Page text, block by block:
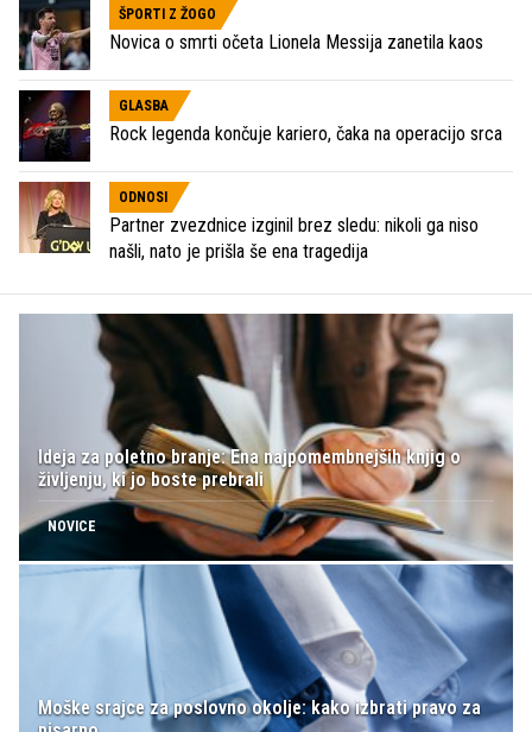
ŠPORTI Z ŽOGO
Novica o smrti očeta Lionela Messija zanetila kaos
GLASBA
Rock legenda končuje kariero, čaka na operacijo srca
ODNOSI
Partner zvezdnice izginil brez sledu: nikoli ga niso
našli, nato je prišla še ena tragedija
Ideja za poletno branje: Ena najpomembnejših knjig o
življenju, ki jo boste prebrali
NOVICE
Moške srajce za poslovno okolje: kako izbrati pravo za